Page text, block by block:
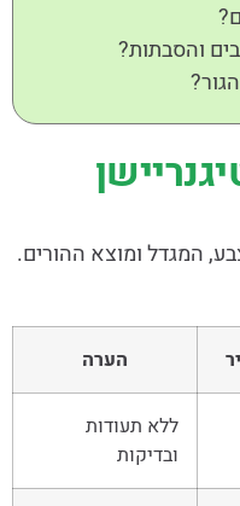
והסבתות?
המגדל ומוצא ההורים.
הערה
ללא תעודות
ובדיקות